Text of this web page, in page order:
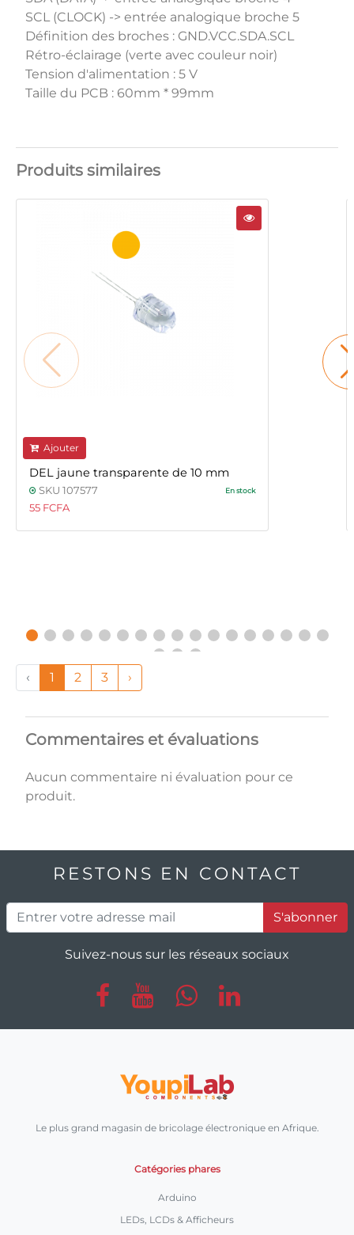
SCL (CLOCK) -> entrée analogique broche 5
Définition des broches : GND.VCC.SDA.SCL
Rétro-éclairage (verte avec couleur noir)
Tension d'alimentation : 5 V
Taille du PCB : 60mm * 99mm
Produits similaires
Ajouter
DEL jaune transparente de 10 mm
SKU 107577 En stock
55 FCFA
‹ 1 2 3 ›
Commentaires et évaluations
Aucun commentaire ni évaluation pour ce
produit.
RESTONS EN CONTACT
S'abonner
Suivez-nous sur les réseaux sociaux
Le plus grand magasin de bricolage électronique en Afrique.
Catégories phares
Arduino
LEDs, LCDs & Afficheurs